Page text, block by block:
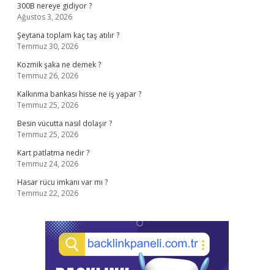
300B nereye gidiyor ?
Ağustos 3, 2026
Şeytana toplam kaç taş atılır ?
Temmuz 30, 2026
Kozmik şaka ne demek ?
Temmuz 26, 2026
Kalkınma bankası hisse ne iş yapar ?
Temmuz 25, 2026
Besin vücutta nasıl dolaşır ?
Temmuz 25, 2026
Kart patlatma nedir ?
Temmuz 24, 2026
Hasar rücu imkanı var mı ?
Temmuz 22, 2026